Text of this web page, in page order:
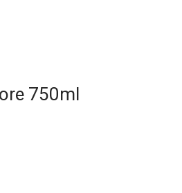
750ml